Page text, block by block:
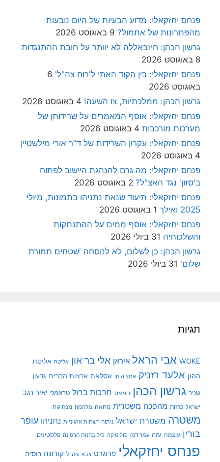
פנחס יחזקאלי: מדוע הבעיות של היום נובעות
מהפתרונות של אתמול? 9 באוגוסט 2026
גרשון הכהן: חיזבאללה לא יוותר על חובת ההתנגדות
8 באוגוסט 2026
פנחס יחזקאלי: בין הקוד האתי ל'רוח צה"ל' 6
באוגוסט 2026
גרשון הכהן: ממלכתיות, צו השעה! 4 באוגוסט 2026
פנחס יחזקאלי: אוסף המאמרים על שרידותן של
מערכות מורכבות 4 באוגוסט 2026
פנחס יחזקאלי: עקרון השרידות של ד"ר אורי מילשטיין
4 באוגוסט 2026
פנחס יחזקאלי: מה גרם להנהגת היישוב לפתוח
ב'סזון' נגד האצ"ל? 2 באוגוסט 2026
פנחס יחזקאלי: תיעוד שנאת נתניהו בתמונות, מיולי
2025 ואילך
1 באוגוסט 2026
פנחס יחזקאלי: אוסף ממים על ההתנתקות
והשלכותיה 31 ביולי 2026
גרשון הכהן: כן לשלום, לא לנוסחה 'שטחים תמורת
שלום' 31 ביולי 2026
תגיות
WOKE אבי הראל איראן אלי בר און אליטה אליטת
ההון אלעד רזניק אמציה חן אסלאם ארצות הברית גדעון
שניר גרשון הכהן חמאס חרבות ברזל טראמפ יאיר רגב
ישראל כרזות מהפכה משטרית מחאה מלחמה מנהיגות
משטרה משטרת ישראל ניתוח רשתות ארגוניות נתניהו עופר
בורין עוצמה עזה עמר דנק פוליטיקה פיל בחנות חרסינה פלסטינים
פנחס יחזקאלי פרוגרס צבא צה"ל קורונה רוסיה